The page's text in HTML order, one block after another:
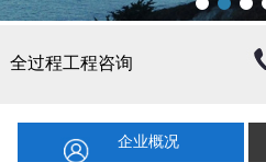
全过程工程咨询
企业概况